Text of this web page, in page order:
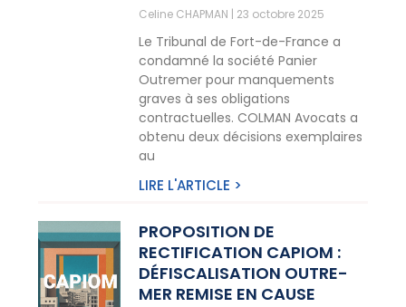
Celine CHAPMAN 23 octobre 2025
Le Tribunal de Fort-de-France a
condamné la société Panier
Outremer pour manquements
graves à ses obligations
contractuelles. COLMAN Avocats a
obtenu deux décisions exemplaires
au
LIRE L'ARTICLE >
PROPOSITION DE
RECTIFICATION CAPIOM :
DÉFISCALISATION OUTRE-
MER REMISE EN CAUSE